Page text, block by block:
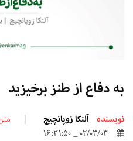
به دفاع از طنز برخیزید
نویسنده آلنکا زوپانچیچ
02/03/03 _ 16:31:50